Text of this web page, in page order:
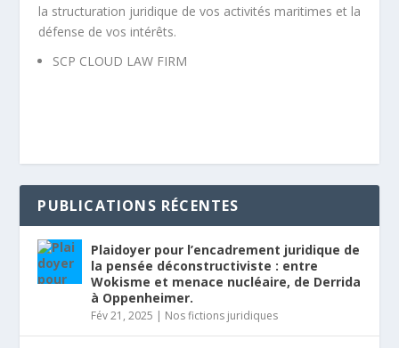
la structuration juridique de vos activités maritimes et la
défense de vos intérêts.
SCP CLOUD LAW FIRM
PUBLICATIONS RÉCENTES
Plaidoyer pour l’encadrement juridique de
la pensée déconstructiviste : entre
Wokisme et menace nucléaire, de Derrida
à Oppenheimer.
Fév 21, 2025 | Nos fictions juridiques